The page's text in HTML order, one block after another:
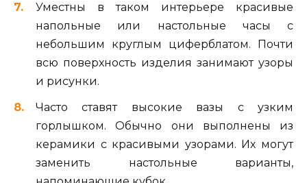
Уместны в таком интерьере красивые
напольные или настольные часы с
небольшим круглым циферблатом. Почти
всю поверхность изделия занимают узоры
и рисунки.
Часто ставят высокие вазы с узким
горлышком. Обычно они выполнены из
керамики с красивыми узорами. Их могут
заменить настольные варианты,